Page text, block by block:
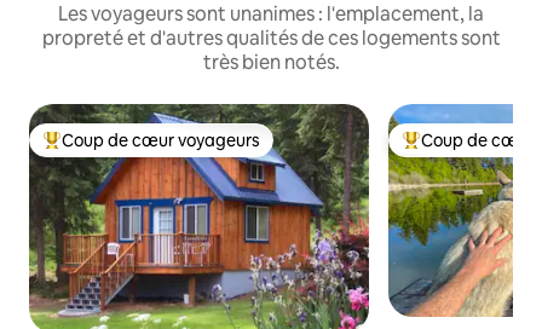
Les voyageurs sont unanimes : l'emplacement, la
propreté et d'autres qualités de ces logements sont
très bien notés.
Coup de cœur voyageurs parmi les plus aimés
Coup de cœur voyageurs Coup de cœur
Coup de cœur